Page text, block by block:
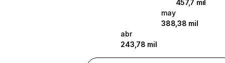
457,7 mil
may
388,38 mil
abr
243,78 mil